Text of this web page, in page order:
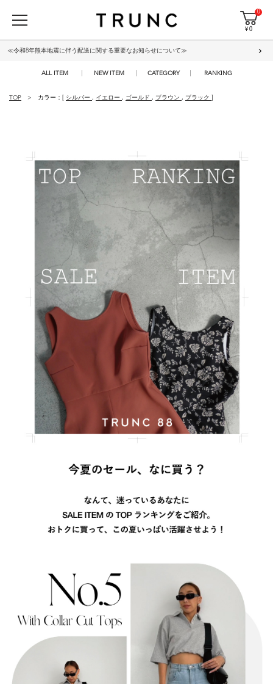
0
¥ 0
≪令和8年熊本地震に伴う配送に関する重要なお知らせについて≫
ALL ITEM NEW ITEM CATEGORY RANKING
TOP カラー：[ シルバー , イエロー , ゴールド , ブラウン , ブラック